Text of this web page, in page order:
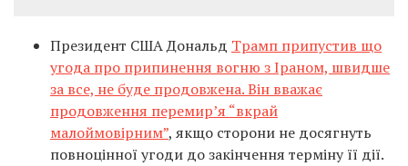
Президент США Дональд Трамп припустив що
угода про припинення вогню з Іраном, швидше
за все, не буде продовжена. Він вважає
продовження перемир’я “вкрай
малоймовірним”, якщо сторони не досягнуть
повноцінної угоди до закінчення терміну її дії.